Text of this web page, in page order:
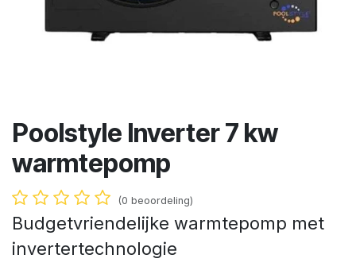
Poolstyle Inverter 7 kw
warmtepomp
(0 beoordeling)
Budgetvriendelijke warmtepomp met
invertertechnologie